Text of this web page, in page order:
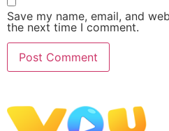
Save my name, email, and
the next time I comment.